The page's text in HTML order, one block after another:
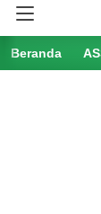
Beranda